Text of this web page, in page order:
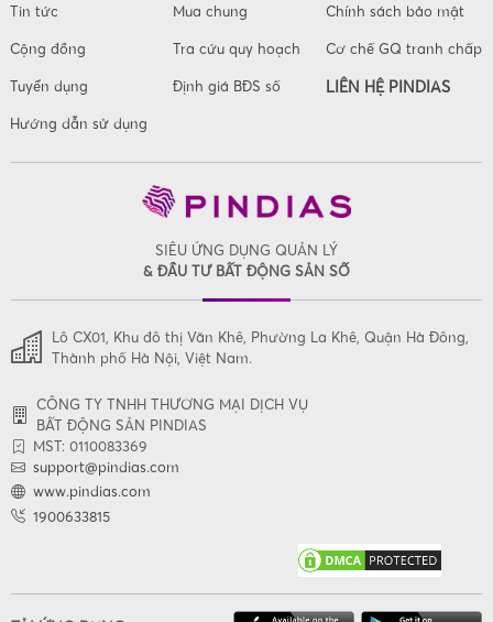
Tin tức
Cộng đồng
Tuyển dụng
Hướng dẫn sử dụng
Mua chung
Tra cứu quy hoạch
Định giá BĐS số
Chính sách bảo mật
Cơ chế GQ tranh chấp
LIÊN HỆ PINDIAS
SIÊU ỨNG DỤNG QUẢN LÝ
& ĐẦU TƯ BẤT ĐỘNG SẢN SỐ
Lô CX01, Khu đô thị Văn Khê, Phường La Khê, Quận Hà Đông,
Thành phố Hà Nội, Việt Nam.
CÔNG TY TNHH THƯƠNG MẠI DỊCH VỤ
BẤT ĐỘNG SẢN PINDIAS
MST: 0110083369
support@pindias.com
www.pindias.com
1900633815